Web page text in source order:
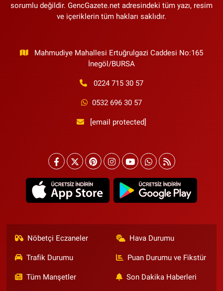
sorumlu değildir. GencGazete.net adresindeki tüm yazı, resim
ve içeriklerin tüm hakları saklıdır.
Mahmudiye Mahallesi Ertuğrulgazi Caddesi No:165
İnegöl/BURSA
0224 715 30 57
0532 696 30 57
[email protected]
Nöbetçi Eczaneler Hava Durumu
Trafik Durumu Puan Durumu ve Fikstür
Tüm Manşetler Son Dakika Haberleri